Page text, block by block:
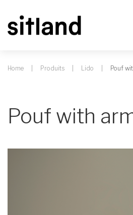
Home Produits Lido Pouf
Pouf with